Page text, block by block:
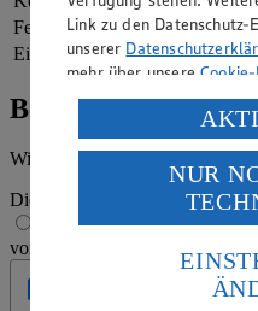
Fett
27 g
Eiweiß
11 g
Bewertung
Wie hat es dir geschmeckt?
Die Bewertung wird
1 von 5 Sternen
2 von 5
von 5 Sternen
5 von 5
Link zu den
unserer
mehr über unsere
Verarbeitung deiner
USA durch Facebook und
Wenn du auf
des Art. 49 Abs. 1 Satz 1
Daten in den USA
die USA als Land mit
Standards nicht
Es besteht das Risiko
NUR